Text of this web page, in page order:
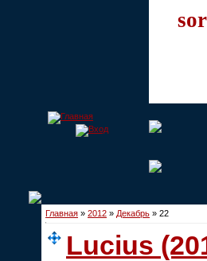
Главная » 2012 » Декабрь » 22
Lucius